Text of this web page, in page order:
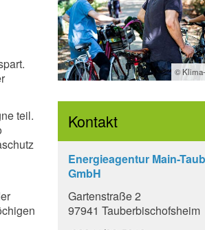
teil.
©
Kontakt
Energieagentur Main-
GmbH
Gartenstraße 2
97941 Tauberbischofsheim